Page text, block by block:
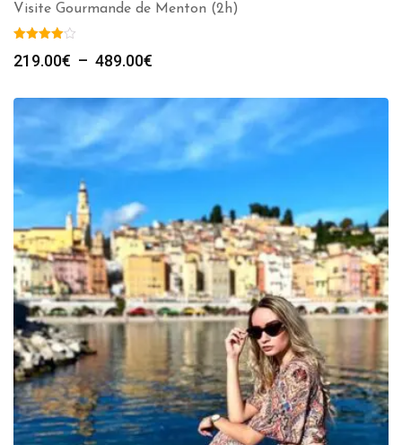
Visite Gourmande de Menton (2h)
219.00€ – 489.00€
prix :
219.00€
à
489.00€